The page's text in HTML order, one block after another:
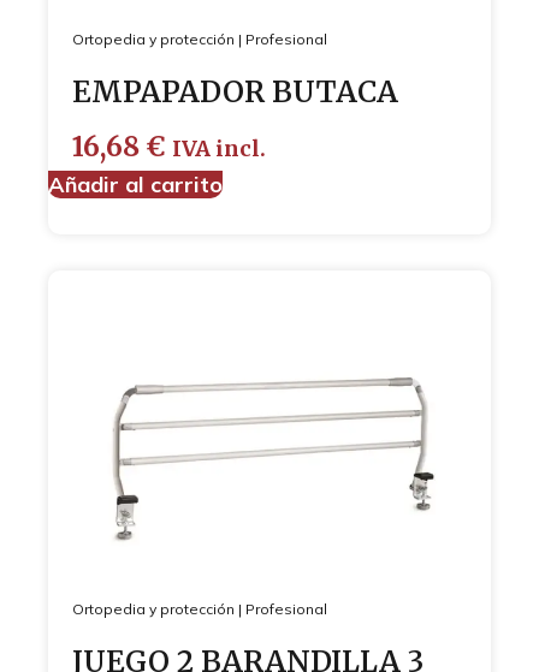
Ortopedia y protección | Profesional
EMPAPADOR BUTACA
16,68 € IVA incl.
Añadir al carrito
Ortopedia y protección | Profesional
JUEGO 2 BARANDILLA 3